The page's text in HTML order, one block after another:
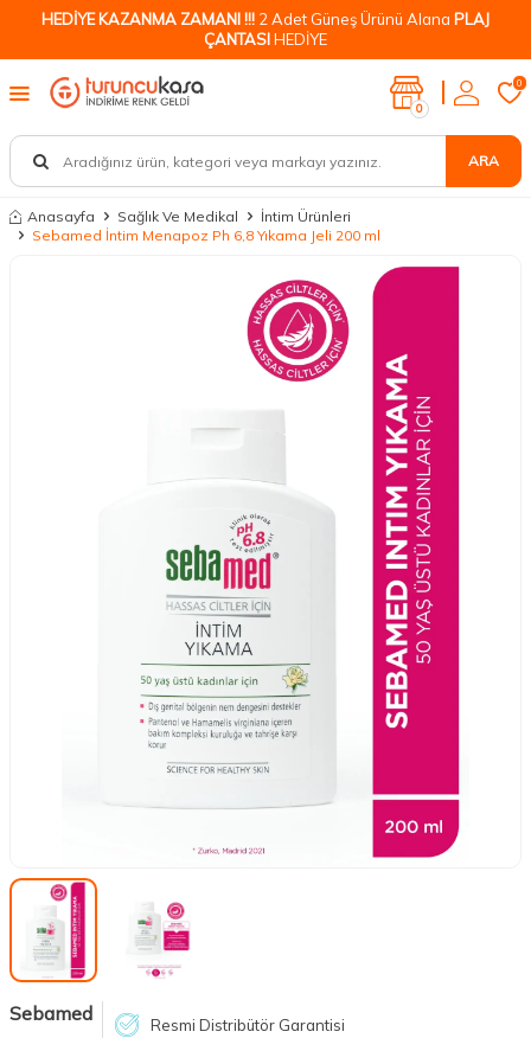
HEDİYE KAZANMA ZAMANI !!! 2 Adet Güneş Ürünü Alana PLAJ
ÇANTASIHEDİYE
ARA
0
0
Anasayfa Sağlık Ve Medikal
İntim Ürünleri
Sebamed İntim Menapoz Ph 6,8 Yıkama Jeli 200 ml
Sebamed Resmi Distribütör Garantisi